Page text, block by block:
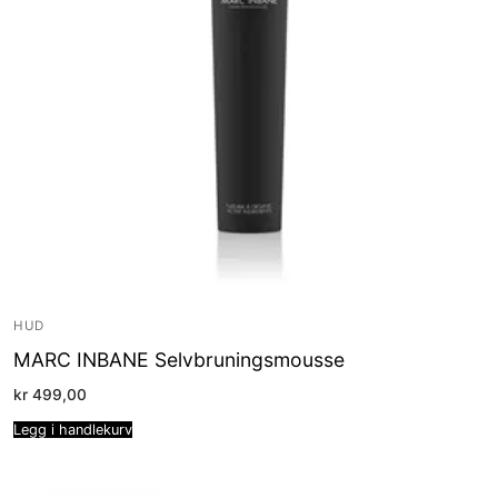
HUD
MARC INBANE Selvbruningsmousse
kr 499,00
Legg i handlekurv